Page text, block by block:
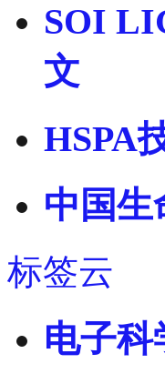
SOI
文
HSPA
中国生
标签云
电子科